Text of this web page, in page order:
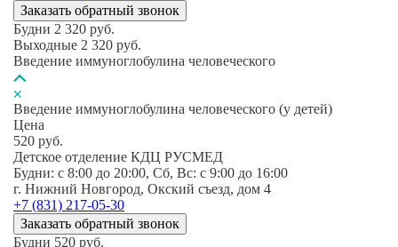
Заказать обратный звонок
Будни 2 320 руб.
Выходные 2 320 руб.
Введение иммуноглобулина человеческого
Введение иммуноглобулина человеческого (у детей)
Цена
520 руб.
Детское отделение КДЦ РУСМЕД
Будни: c 8:00 до 20:00, Сб, Вс: c 9:00 до 16:00
г. Нижний Новгород, Окский съезд, дом 4
+7 (831) 217-05-30
Заказать обратный звонок
Будни 520 руб.